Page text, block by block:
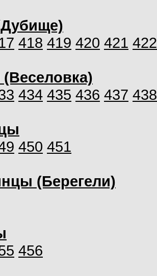
418 419 420 421 422
434 435 436 437 438
450 451
(Берегели)
456